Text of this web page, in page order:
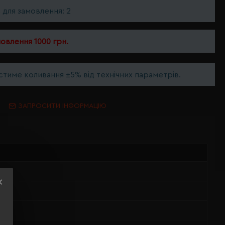
для замовлення: 2
1000 грн.
коливання ±5% від технічних параметрів.
ЗАПРОСИТИ ІНФОРМАЦІЮ